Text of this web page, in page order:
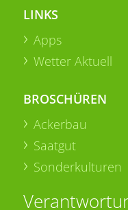
LINKS
Apps
Wetter Aktuell
BROSCHÜREN
Ackerbau
Saatgut
Sonderkulturen